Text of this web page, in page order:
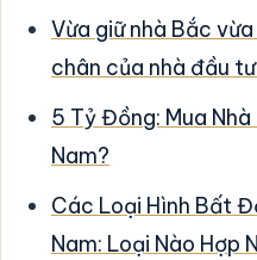
Vừa giữ nhà Bắc
chân của nhà đầu
5 Tỷ Đồng: Mua
Nam?
Các Loại Hình Bất
Nam: Loại Nào Hợp